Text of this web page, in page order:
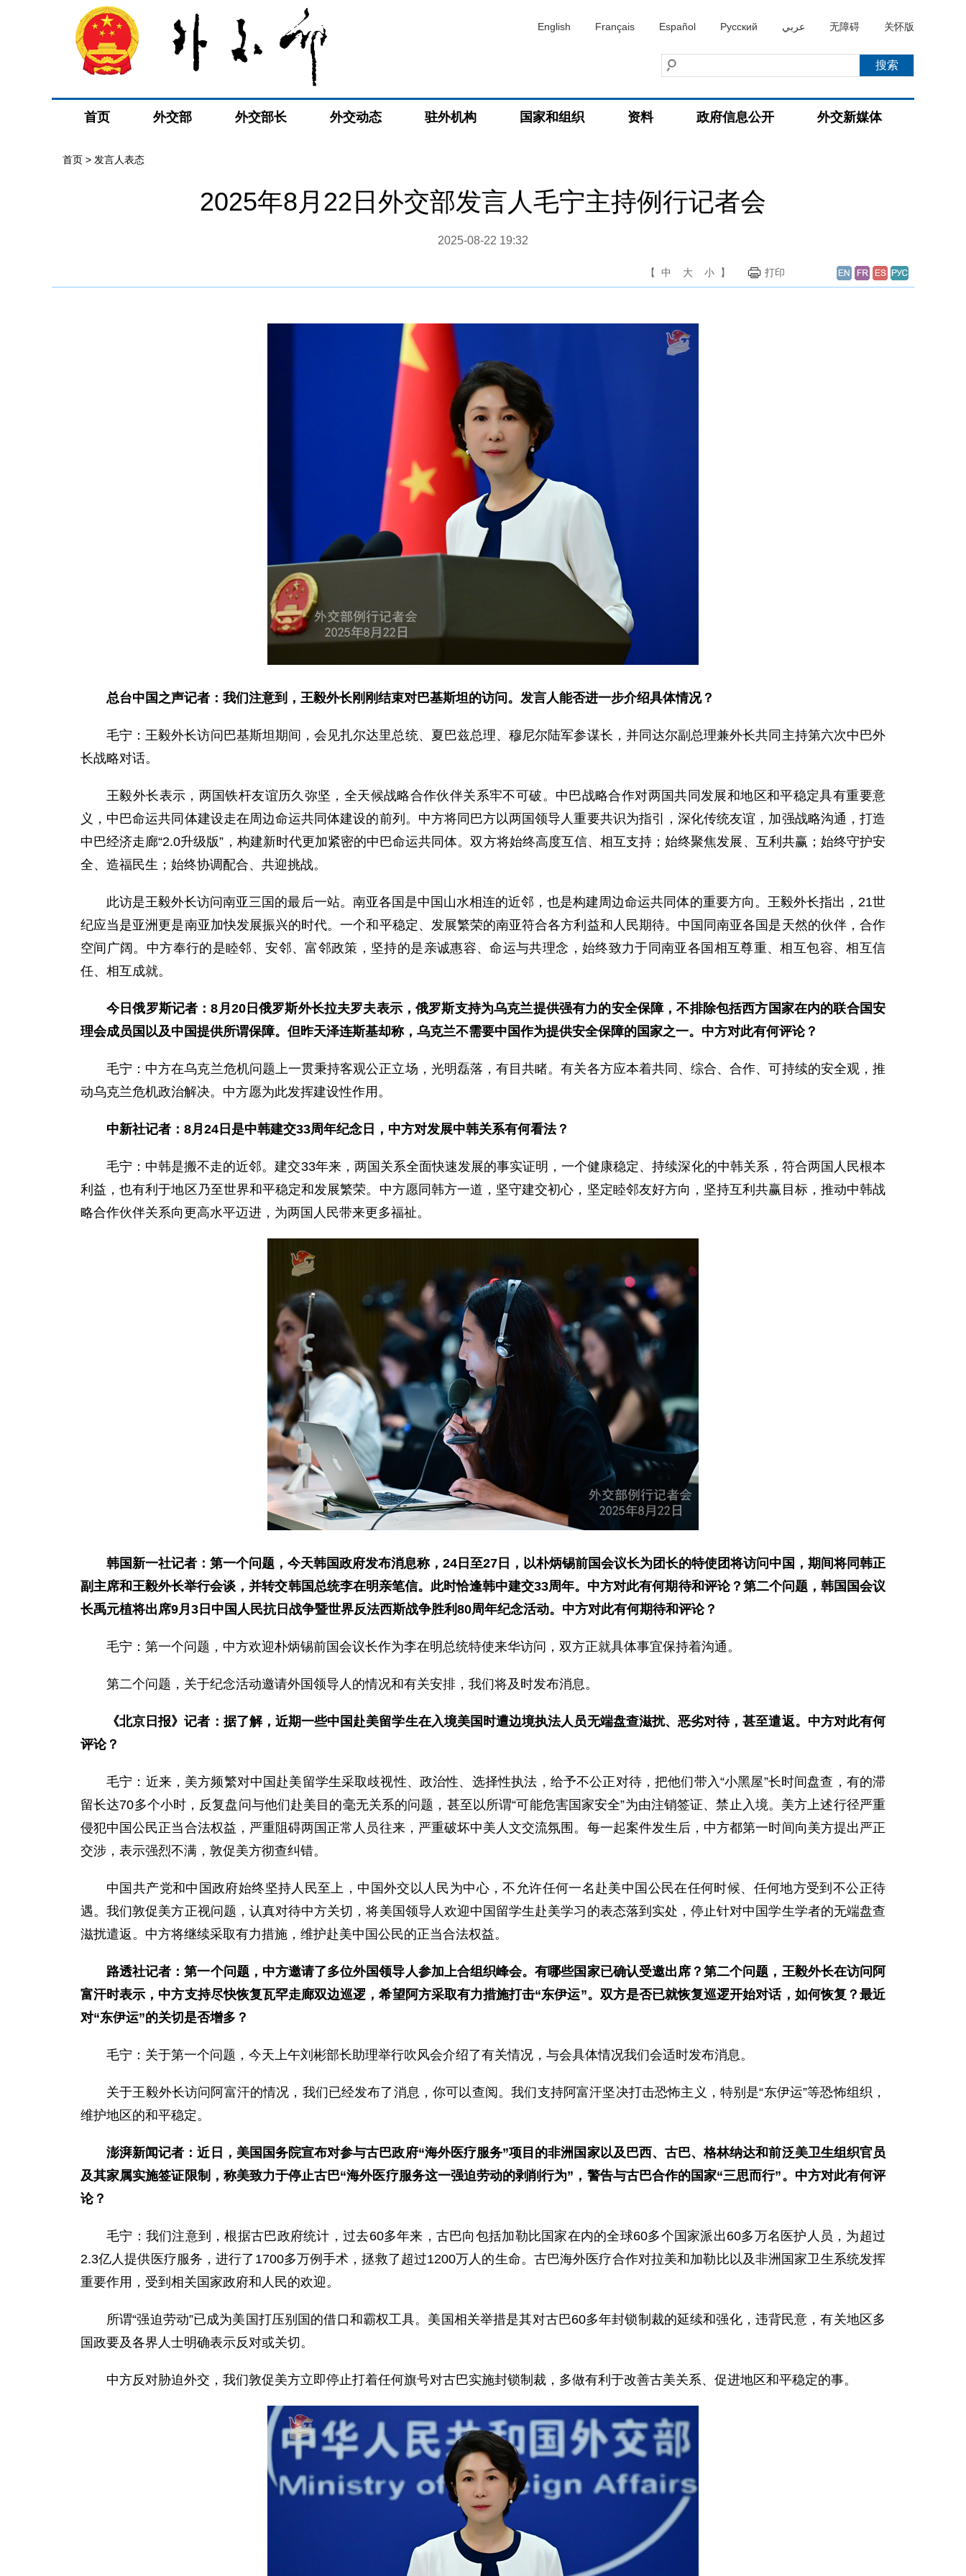
English Français Español Русский عربي 无障碍 关怀版
首页 外交部 外交部长 外交动态 驻外机构 国家和组织 资料 政府信息公开 外交新媒体
首页 > 发言人表态
2025年8月22日外交部发言人毛宁主持例行记者会
2025-08-22 19:32
【 中 大 小 】 打印
总台中国之声记者：我们注意到，王毅外长刚刚结束对巴基斯坦的访问。发言人能否进一步介绍具体情况？
毛宁：王毅外长访问巴基斯坦期间，会见扎尔达里总统、夏巴兹总理、穆尼尔陆军参谋长，并同达尔副总理兼外长共同主持第六次中巴外
长战略对话。
王毅外长表示，两国铁杆友谊历久弥坚，全天候战略合作伙伴关系牢不可破。中巴战略合作对两国共同发展和地区和平稳定具有重要意
义，中巴命运共同体建设走在周边命运共同体建设的前列。中方将同巴方以两国领导人重要共识为指引，深化传统友谊，加强战略沟通，打造
中巴经济走廊“2.0升级版”，构建新时代更加紧密的中巴命运共同体。双方将始终高度互信、相互支持；始终聚焦发展、互利共赢；始终守护安
全、造福民生；始终协调配合、共迎挑战。
此访是王毅外长访问南亚三国的最后一站。南亚各国是中国山水相连的近邻，也是构建周边命运共同体的重要方向。王毅外长指出，21世
纪应当是亚洲更是南亚加快发展振兴的时代。一个和平稳定、发展繁荣的南亚符合各方利益和人民期待。中国同南亚各国是天然的伙伴，合作
空间广阔。中方奉行的是睦邻、安邻、富邻政策，坚持的是亲诚惠容、命运与共理念，始终致力于同南亚各国相互尊重、相互包容、相互信
任、相互成就。
今日俄罗斯记者：8月20日俄罗斯外长拉夫罗夫表示，俄罗斯支持为乌克兰提供强有力的安全保障，不排除包括西方国家在内的联合国安
理会成员国以及中国提供所谓保障。但昨天泽连斯基却称，乌克兰不需要中国作为提供安全保障的国家之一。中方对此有何评论？
毛宁：中方在乌克兰危机问题上一贯秉持客观公正立场，光明磊落，有目共睹。有关各方应本着共同、综合、合作、可持续的安全观，推
动乌克兰危机政治解决。中方愿为此发挥建设性作用。
中新社记者：8月24日是中韩建交33周年纪念日，中方对发展中韩关系有何看法？
毛宁：中韩是搬不走的近邻。建交33年来，两国关系全面快速发展的事实证明，一个健康稳定、持续深化的中韩关系，符合两国人民根本
利益，也有利于地区乃至世界和平稳定和发展繁荣。中方愿同韩方一道，坚守建交初心，坚定睦邻友好方向，坚持互利共赢目标，推动中韩战
略合作伙伴关系向更高水平迈进，为两国人民带来更多福祉。
韩国新一社记者：第一个问题，今天韩国政府发布消息称，24日至27日，以朴炳锡前国会议长为团长的特使团将访问中国，期间将同韩正
副主席和王毅外长举行会谈，并转交韩国总统李在明亲笔信。此时恰逢韩中建交33周年。中方对此有何期待和评论？第二个问题，韩国国会议
长禹元植将出席9月3日中国人民抗日战争暨世界反法西斯战争胜利80周年纪念活动。中方对此有何期待和评论？
毛宁：第一个问题，中方欢迎朴炳锡前国会议长作为李在明总统特使来华访问，双方正就具体事宜保持着沟通。
第二个问题，关于纪念活动邀请外国领导人的情况和有关安排，我们将及时发布消息。
《北京日报》记者：据了解，近期一些中国赴美留学生在入境美国时遭边境执法人员无端盘查滋扰、恶劣对待，甚至遣返。中方对此有何
评论？
毛宁：近来，美方频繁对中国赴美留学生采取歧视性、政治性、选择性执法，给予不公正对待，把他们带入“小黑屋”长时间盘查，有的滞
留长达70多个小时，反复盘问与他们赴美目的毫无关系的问题，甚至以所谓“可能危害国家安全”为由注销签证、禁止入境。美方上述行径严重
侵犯中国公民正当合法权益，严重阻碍两国正常人员往来，严重破坏中美人文交流氛围。每一起案件发生后，中方都第一时间向美方提出严正
交涉，表示强烈不满，敦促美方彻查纠错。
中国共产党和中国政府始终坚持人民至上，中国外交以人民为中心，不允许任何一名赴美中国公民在任何时候、任何地方受到不公正待
遇。我们敦促美方正视问题，认真对待中方关切，将美国领导人欢迎中国留学生赴美学习的表态落到实处，停止针对中国学生学者的无端盘查
滋扰遣返。中方将继续采取有力措施，维护赴美中国公民的正当合法权益。
路透社记者：第一个问题，中方邀请了多位外国领导人参加上合组织峰会。有哪些国家已确认受邀出席？第二个问题，王毅外长在访问阿
富汗时表示，中方支持尽快恢复瓦罕走廊双边巡逻，希望阿方采取有力措施打击“东伊运”。双方是否已就恢复巡逻开始对话，如何恢复？最近
对“东伊运”的关切是否增多？
毛宁：关于第一个问题，今天上午刘彬部长助理举行吹风会介绍了有关情况，与会具体情况我们会适时发布消息。
关于王毅外长访问阿富汗的情况，我们已经发布了消息，你可以查阅。我们支持阿富汗坚决打击恐怖主义，特别是“东伊运”等恐怖组织，
维护地区的和平稳定。
澎湃新闻记者：近日，美国国务院宣布对参与古巴政府“海外医疗服务”项目的非洲国家以及巴西、古巴、格林纳达和前泛美卫生组织官员
及其家属实施签证限制，称美致力于停止古巴“海外医疗服务这一强迫劳动的剥削行为”，警告与古巴合作的国家“三思而行”。中方对此有何评
论？
毛宁：我们注意到，根据古巴政府统计，过去60多年来，古巴向包括加勒比国家在内的全球60多个国家派出60多万名医护人员，为超过
2.3亿人提供医疗服务，进行了1700多万例手术，拯救了超过1200万人的生命。古巴海外医疗合作对拉美和加勒比以及非洲国家卫生系统发挥
重要作用，受到相关国家政府和人民的欢迎。
所谓“强迫劳动”已成为美国打压别国的借口和霸权工具。美国相关举措是其对古巴60多年封锁制裁的延续和强化，违背民意，有关地区多
国政要及各界人士明确表示反对或关切。
中方反对胁迫外交，我们敦促美方立即停止打着任何旗号对古巴实施封锁制裁，多做有利于改善古美关系、促进地区和平稳定的事。